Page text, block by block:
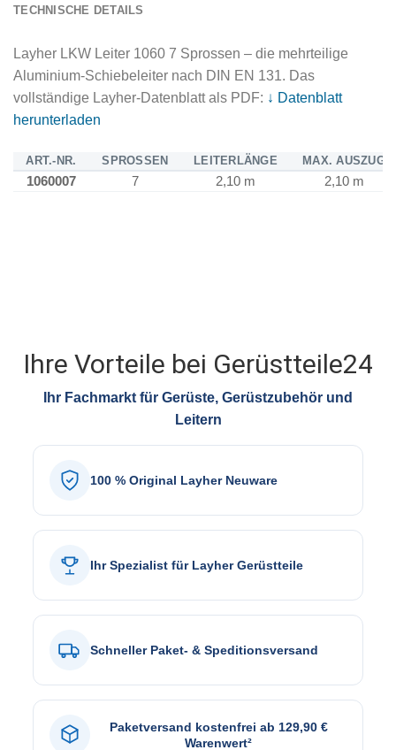
TECHNISCHE DETAILS
Layher LKW Leiter 1060 7 Sprossen – die mehrteilige
Aluminium-Schiebeleiter nach DIN EN 131. Das
vollständige Layher-Datenblatt als PDF: ↓ Datenblatt
herunterladen
ART.-NR. SPROSSEN LEITERLÄNGE MAX. AUSZUG
1060007 7 2,10 m 2,10 m
Ihre Vorteile bei Gerüstteile24
Ihr Fachmarkt für Gerüste, Gerüstzubehör und
Leitern
100 % Original Layher Neuware
Ihr Spezialist für Layher Gerüstteile
Schneller Paket- & Speditionsversand
Paketversand kostenfrei ab 129,90 €
Warenwert²